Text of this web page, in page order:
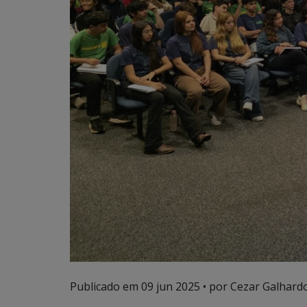
Publicado em 09 jun 2025 • por Cezar